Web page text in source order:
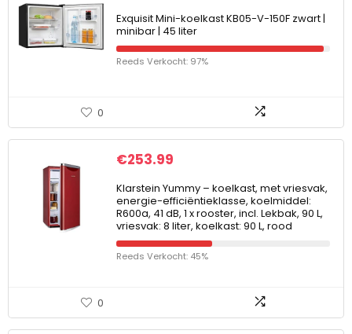
Exquisit Mini-koelkast KB05-V-150F zwart |
minibar | 45 liter
Reeds Verkocht: 97%
0
€253.99
Klarstein Yummy – koelkast, met vriesvak,
energie-efficiëntieklasse, koelmiddel:
R600a, 41 dB, 1 x rooster, incl. Lekbak, 90 L,
vriesvak: 8 liter, koelkast: 90 L, rood
Reeds Verkocht: 45%
0